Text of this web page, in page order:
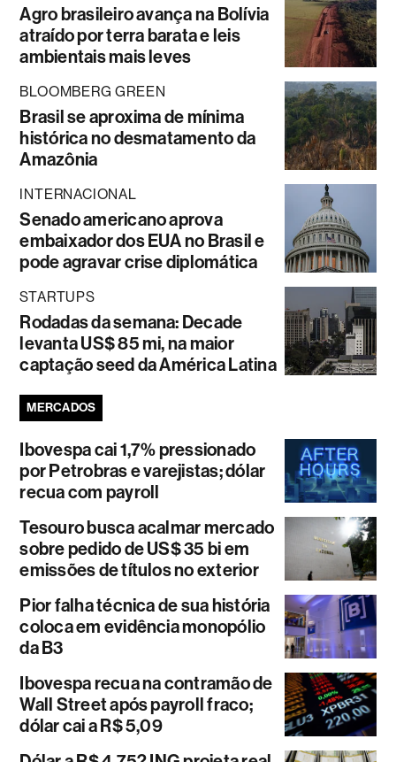
Agro brasileiro avança na Bolívia
atraído por terra barata e leis
ambientais mais leves
BLOOMBERG GREEN
Brasil se aproxima de mínima
histórica no desmatamento da
Amazônia
INTERNACIONAL
Senado americano aprova
embaixador dos EUA no Brasil e
pode agravar crise diplomática
STARTUPS
Rodadas da semana: Decade
levanta US$ 85 mi, na maior
captação seed da América Latina
MERCADOS
Ibovespa cai 1,7% pressionado
por Petrobras e varejistas; dólar
recua com payroll
Tesouro busca acalmar mercado
sobre pedido de US$ 35 bi em
emissões de títulos no exterior
Pior falha técnica de sua história
coloca em evidência monopólio
da B3
Ibovespa recua na contramão de
Wall Street após payroll fraco;
dólar cai a R$ 5,09